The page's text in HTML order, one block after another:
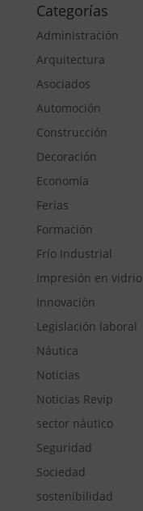
Categorías
Administración
Arquitectura
Asociados
Automoción
Construcción
Decoración
Economía
Ferias
Formación
Frío Industrial
Impresión en vidrio
Innovación
Legislación laboral
Náutica
Noticias
Noticias Revip
sector náutico
Seguridad
Sociedad
sostenibilidad